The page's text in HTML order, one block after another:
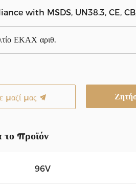
with MSDS, UN38.3, CE,
ΕΚΑΧ αριθ.
μαζί μας
το προϊόν
96V